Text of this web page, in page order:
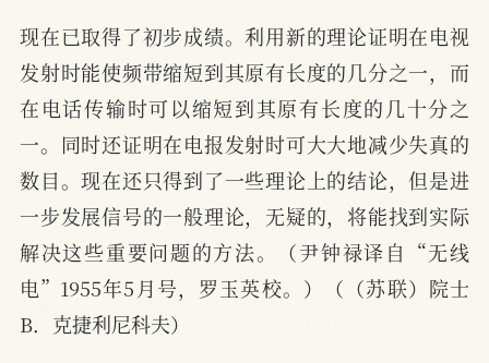
现在已取得了初步成绩。利用新的理论证明在电视
发射时能使频带缩短到其原有长度的几分之一，而
在电话传输时可以缩短到其原有长度的几十分之
一。同时还证明在电报发射时可大大地减少失真的
数目。现在还只得到了一些理论上的结论，但是进
一步发展信号的一般理论，无疑的，将能找到实际
解决这些重要问题的方法。（尹钟禄译自“无线
电”1955年5月号，罗玉英校。）（（苏联）院士
B．克捷利尼科夫）